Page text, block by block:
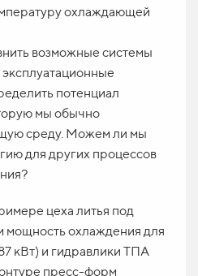
охлаждающей
возможные системы
потенциал
мы обычно
среду. Можем ли мы
для других процессов
цеха литья под
мощность охлаждения для
кВт) и гидравлики ТПА
пресс-форм